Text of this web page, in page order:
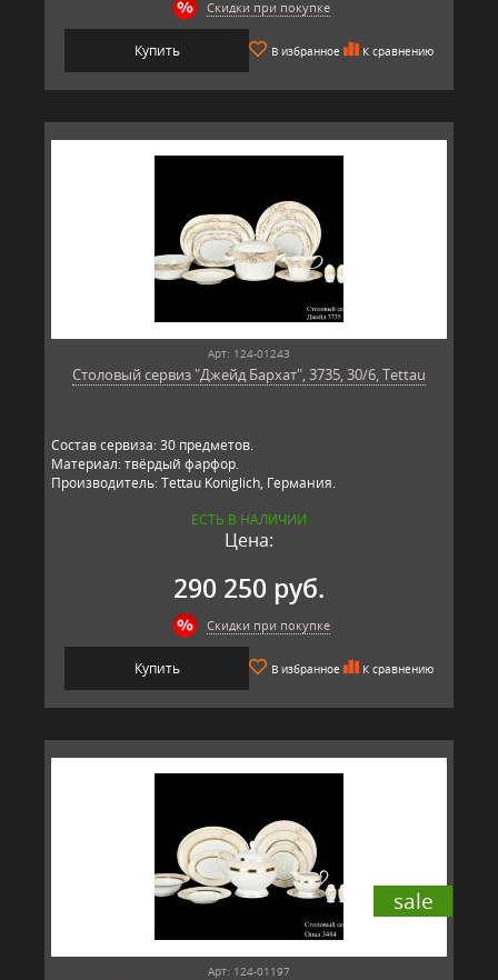
Скидки при покупке
Купить В избранное К сравнению
Арт: 124-01243
Столовый сервиз "Джейд Бархат", 3735, 30/6, Tettau
Состав сервиза: 30 предметов.
Материал: твёрдый фарфор.
Производитель: Tettau Koniglich, Германия.
ЕСТЬ В НАЛИЧИИ
Цена:
290 250 руб.
Скидки при покупке
Купить В избранное К сравнению
sale
Арт: 124-01197